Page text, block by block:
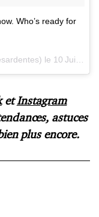
Who’s ready for
le 10 Juil. 2016 à 13h43 PDT
etInstagram
astuces
plus encore.